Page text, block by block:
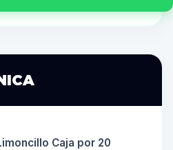
Caja por 20